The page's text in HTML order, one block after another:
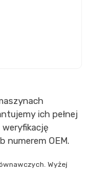
ich pełnej
numerem OEM.
Wyżej